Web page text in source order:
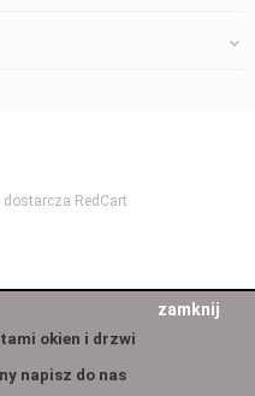
dostarcza RedCart
okien i drzwi
napisz do nas
zamknij